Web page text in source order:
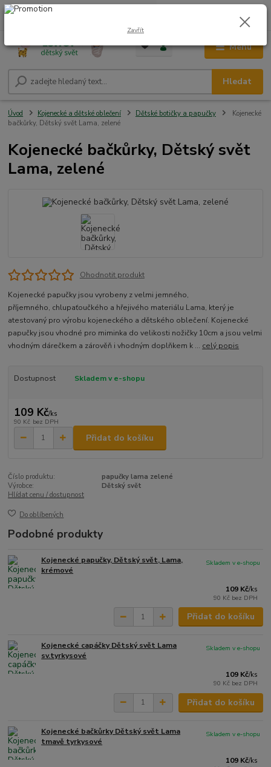
Menu
Hledat
+420 604 278 943 0,00 Kč
Úvod Kojenecké a dětské oblečení Dětské botičky a papučky
Kojenecké
bačkůrky, Dětský svět Lama, zelené
Kojenecké bačkůrky, Dětský svět
Lama, zelené
Ohodnotit produkt
Kojenecké papučky jsou vyrobeny z velmi jemného,
příjemného, chlupaťoučkého a hřejivého materiálu Lama, který je
atestovaný pro výrobu kojeneckého a dětského oblečení. Kojenecké
papučky jsou vhodné pro miminka do velikosti nožičky 10cm a jsou velmi
vhodným dárečkem a zárověň i vhodným doplňkem k ... celý popis
Dostupnost Skladem v e-shopu
109 Kč/ks
90 Kč bez DPH
Přidat do košíku
Číslo produktu:
papučky lama zelené
Výrobce:
Dětský svět
Hlídat cenu / dostupnost
Do oblíbených
Podobné produkty
Kojenecké papučky, Dětský svět, Lama,
krémové
109 Kč/ks
90 Kč bez DPH
Skladem v e-shopu
Přidat do košíku
Kojenecké capáčky Dětský svět Lama
sv.tyrkysové
109 Kč/ks
90 Kč bez DPH
Skladem v e-shopu
Přidat do košíku
Kojenecké bačkůrky Dětský svět Lama
tmavě tyrkysové
109 Kč/ks
Skladem v e-shopu
Zavřít